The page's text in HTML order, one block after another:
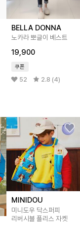
BELLA DONNA
노카라 뽀글이 베스트
19,900
쿠폰
52 2.8 (4)
MINIDOU
미니도우 닥스퍼피
리버시블 플리스 자켓